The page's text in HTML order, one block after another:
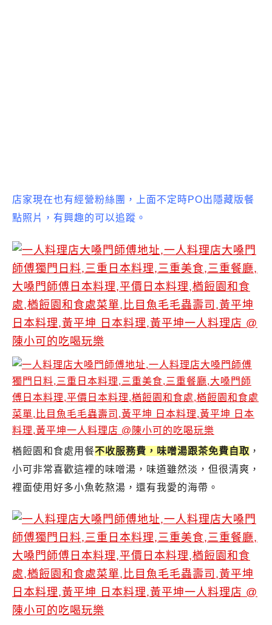
店家現在也有經營粉絲團，上面不定時PO出隱藏版餐
點照片，有興趣的可以追蹤。
楢餖園和食處用餐不收服務費，味噌湯跟茶免費自取 ，
小可非常喜歡這裡的味噌湯，味道雖然淡，但很清爽，
裡面使用好多小魚乾熬湯，還有我愛的海帶。